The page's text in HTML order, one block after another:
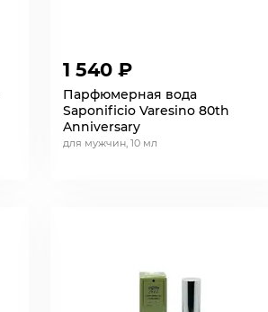
1 540 ₽
Парфюмерная вода
Saponificio Varesino 80th
Anniversary
для мужчин, 10 мл